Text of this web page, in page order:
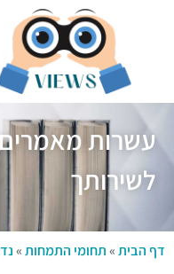
עשרות מאמרים
לשירותך
דף הבית»תחומי התמחות»